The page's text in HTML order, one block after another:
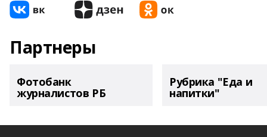
Партнеры
Фотобанк
журналистов РБ
Рубрика "Еда и
напитки"